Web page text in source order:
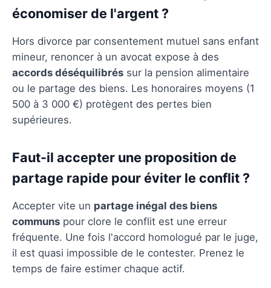
économiser de l'argent ?
Hors divorce par consentement mutuel sans enfant
mineur, renoncer à un avocat expose à des
accords déséquilibrés sur la pension alimentaire
ou le partage des biens. Les honoraires moyens (1
500 à 3 000 €) protègent des pertes bien
supérieures.
Faut-il accepter une proposition de
partage rapide pour éviter le conflit ?
Accepter vite un partage inégal des biens
communs pour clore le conflit est une erreur
fréquente. Une fois l'accord homologué par le juge,
il est quasi impossible de le contester. Prenez le
temps de faire estimer chaque actif.